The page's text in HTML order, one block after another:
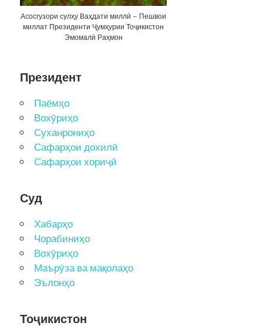
Асосгузори сулҳу Ваҳдати миллӣ – Пешвои
миллат Президенти Ҷумҳурии Тоҷикистон
Эмомалӣ Раҳмон
Президент
Паёмҳо
Вохӯриҳо
Суханрониҳо
Сафарҳои дохилӣ
Сафарҳои хориҷӣ
Суд
Хабарҳо
Чорабиниҳо
Вохӯриҳо
Маърӯза ва мақолаҳо
Эълонҳо
Тоҷикистон